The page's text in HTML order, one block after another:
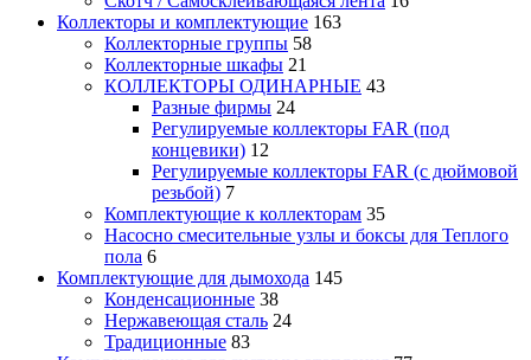
Коллекторы и комплектующие 163
Коллекторные группы 58
Коллекторные шкафы 21
КОЛЛЕКТОРЫ ОДИНАРНЫЕ 43
Разные фирмы 24
Регулируемые коллекторы FAR (под
концевики) 12
Регулируемые коллекторы FAR (с дюймовой
резьбой) 7
Комплектующие к коллекторам 35
Насосно смесительные узлы и боксы для Теплого
пола 6
Комплектующие для дымохода 145
Конденсационные 38
Нержавеющая сталь 24
Традиционные 83